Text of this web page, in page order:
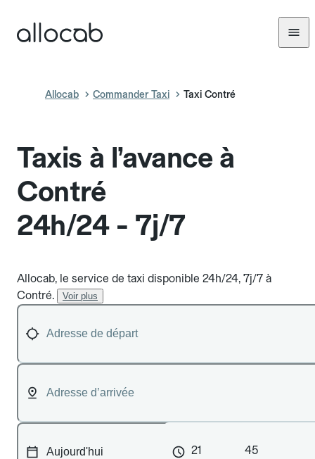
Allocab Commander Taxi Taxi Contré
Taxis à l’avance à
Contré
24h/24 - 7j/7
Allocab, le service de taxi disponible 24h/24, 7j/7 à
Contré.
Voir plus
21 45